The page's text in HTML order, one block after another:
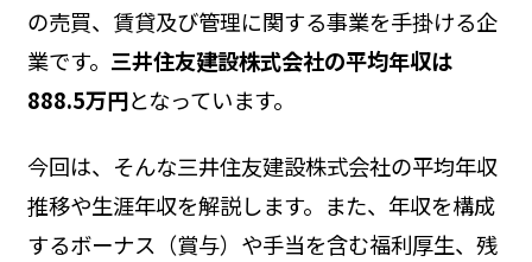
の売買、賃貸及び管理に関する事業を手掛ける企
業です。 三井住友建設株式会社の平均年収は
888.5万円となっています。
今回は、そんな三井住友建設株式会社の平均年収
推移や生涯年収を解説します。また、年収を構成
するボーナス（賞与）や手当を含む福利厚生、残